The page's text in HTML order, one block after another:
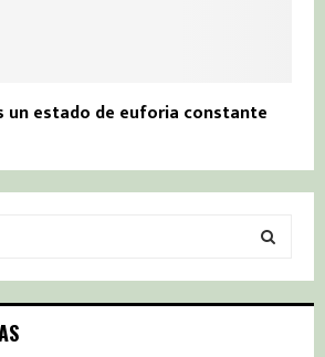
un estado de euforia constante
S